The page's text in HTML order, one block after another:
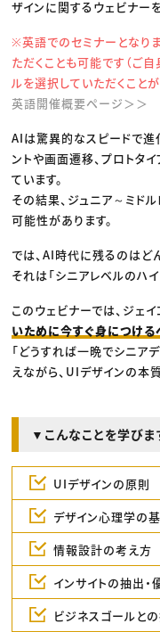
CREATIVE VILLAGE
プロフェ
ザインに関するウェビナー
※英語でのセミナーとなり
ただくことも可能です（ご
ルを選択していただくことが
英語開催概要ページ＞＞
AIは驚異的なスピードで進
ントや画面遷移、プロトタ
ています。
その結果、ジュニア～ミド
可能性があります。
では、AI時代に残るのはど
それは「シニアレベルのハ
このウェビナーでは、ジェイ
いために今すぐ身につける
「どうすれば一晩でシニア
えながら、UIデザインの本
▼こんなことを学びま
UIデザインの原則
デザイン心理学の
情報設計の考え方
インサイトの抽出
ビジネスゴールと